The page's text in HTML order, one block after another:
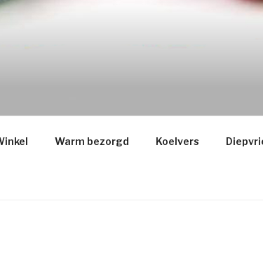
Warm bezorgd Koelvers